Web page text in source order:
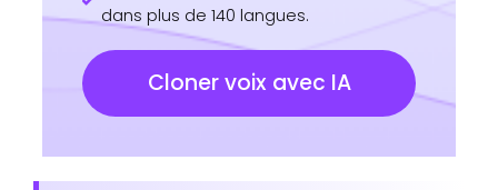
dans plus de 140 langues.
Cloner voix avec IA